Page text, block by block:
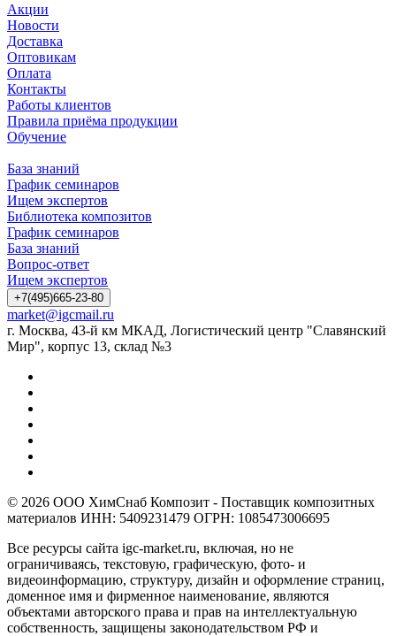
Акции
Новости
Доставка
Оптовикам
Оплата
Контакты
Работы клиентов
Правила приёма продукции
Обучение
База знаний
График семинаров
Ищем экспертов
Библиотека композитов
График семинаров
База знаний
Вопрос-ответ
Ищем экспертов
+7(495)665-23-80
market@igcmail.ru
г. Москва, 43-й км МКАД, Логистический центр "Славянский
Мир", корпус 13, склад №3
© 2026 ООО ХимСнаб Композит - Поставщик композитных
материалов ИНН: 5409231479 ОГРН: 1085473006695
Все ресурсы сайта igc-market.ru, включая, но не
ограничиваясь, текстовую, графическую, фото- и
видеоинформацию, структуру, дизайн и оформление страниц,
доменное имя и фирменное наименование, являются
объектами авторского права и прав на интеллектуальную
собственность, защищены законодательством РФ и